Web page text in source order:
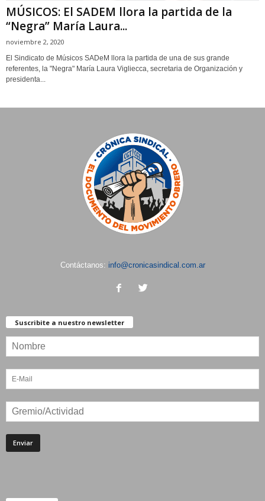
MÚSICOS: El SADEM llora la partida de la
“Negra” María Laura...
noviembre 2, 2020
El Sindicato de Músicos SADeM llora la partida de una de sus grande
referentes, la "Negra" María Laura Vigliecca, secretaria de Organización y
presidenta...
Contáctanos: info@cronicasindical.com.ar
Suscribite a nuestro newsletter